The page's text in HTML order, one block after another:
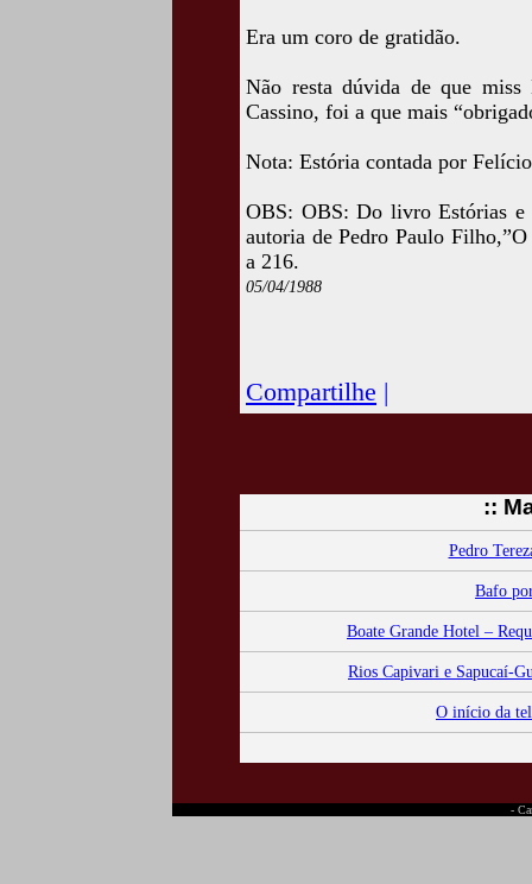
Era um coro de gratidão.
Não resta dúvida de que miss
Cassino, foi a que mais
Nota: Estória contada por
OBS: OBS: Do livro Estórias e
autoria de Pedro Paulo
a 216.
05/04/1988
Compartilhe |
::
Pedro
Bafo
Boate Grande Hotel –
Rios Capivari e Sapucaí-
O início da
-